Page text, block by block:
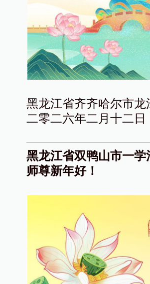
黑龙江省齐齐哈尔市龙
二零二六年二月十二日
黑龙江省双鸭山市一
师尊新年好！